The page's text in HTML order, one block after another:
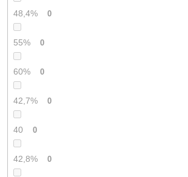
48,4% 0
55% 0
60% 0
42,7% 0
40 0
42,8% 0